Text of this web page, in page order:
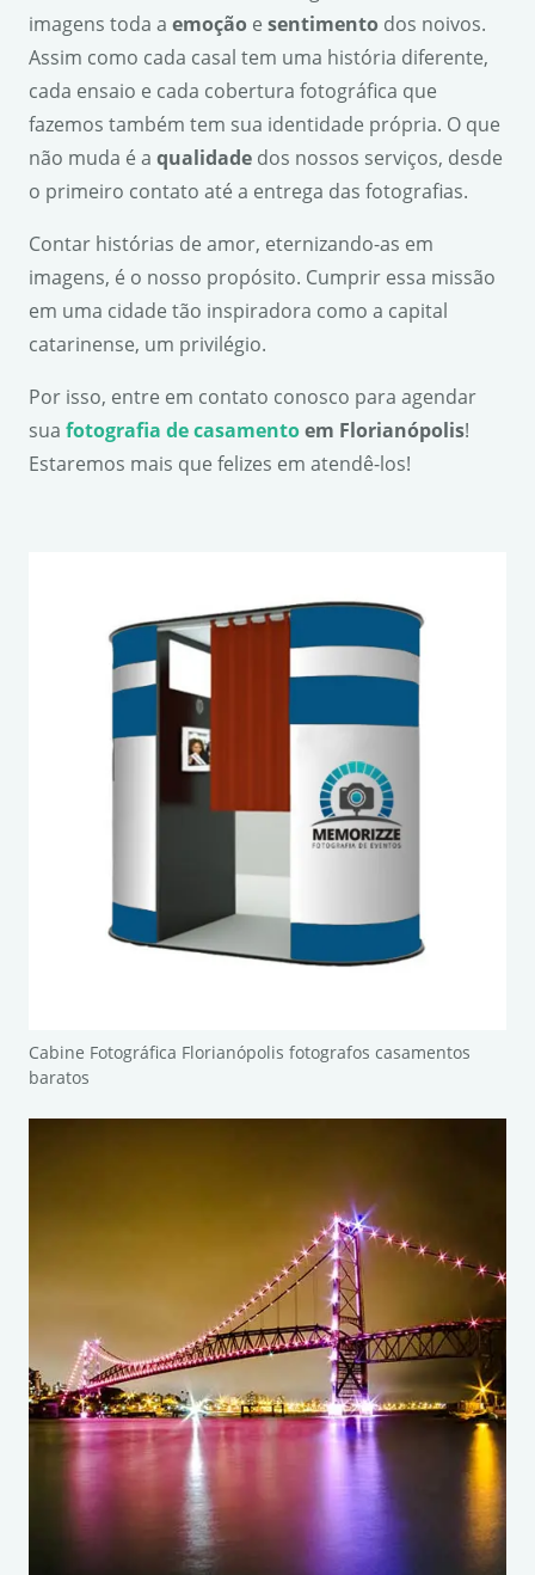
imagens toda a emoção e sentimento dos noivos.
Assim como cada casal tem uma história diferente,
cada ensaio e cada cobertura fotográfica que
fazemos também tem sua identidade própria. O que
não muda é a qualidade dos nossos serviços, desde
o primeiro contato até a entrega das fotografias.
Contar histórias de amor, eternizando-as em
imagens, é o nosso propósito. Cumprir essa missão
em uma cidade tão inspiradora como a capital
catarinense, um privilégio.
Por isso, entre em contato conosco para agendar
sua fotografia de casamentoem Florianópolis!
Estaremos mais que felizes em atendê-los!
Cabine Fotográfica Florianópolis fotografos casamentos
baratos